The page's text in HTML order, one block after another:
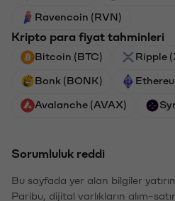
Ravencoin (RVN)
Kripto para fiyat tahminleri
Bitcoin (BTC) Ripple
Bonk (BONK)
Avalanche (AVAX)
Sorumluluk reddi
Bu sayfada yer alan bilgiler
Paribu, dijital varlıkların alım-